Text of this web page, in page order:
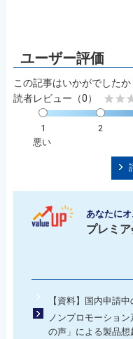
この記事はいかがでしたか
読者レビュー（0）
1 2
悪い
あなたにオ
プレミ
【資料】国内申請
ノンプロモーショ
の声」による製品